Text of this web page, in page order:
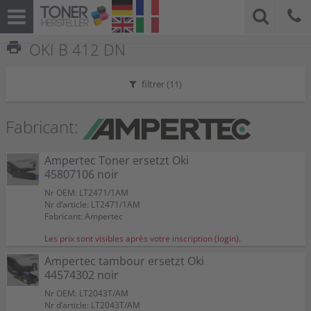
print OKI B 412 DN
filtrer (11)
Fabricant:
Ampertec Toner ersetzt Oki
45807106 noir
Nr OEM: LT2471/1AM
Nr d’article: LT2471/1AM
Fabricant: Ampertec
Les prix sont visibles après votre inscription (login).
Ampertec tambour ersetzt Oki
44574302 noir
Nr OEM: LT2043T/AM
Nr d’article: LT2043T/AM